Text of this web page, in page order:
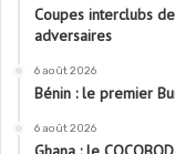
Coupes interclubs
adversaires
6 août 2026
Bénin : le premier
6 août 2026